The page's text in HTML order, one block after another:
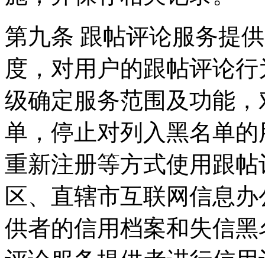
第九条 跟帖评论服务提
度，对用户的跟帖评论
级确定服务范围及功能
单，停止对列入黑名单
重新注册等方式使用跟
区、直辖市互联网信息
供者的信用档案和失信